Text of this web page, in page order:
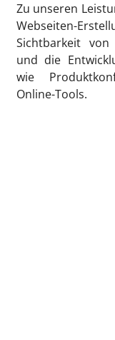
Zu unseren
Webseiten-
Sichtbarkeit
und die
wie
Online-Tools.